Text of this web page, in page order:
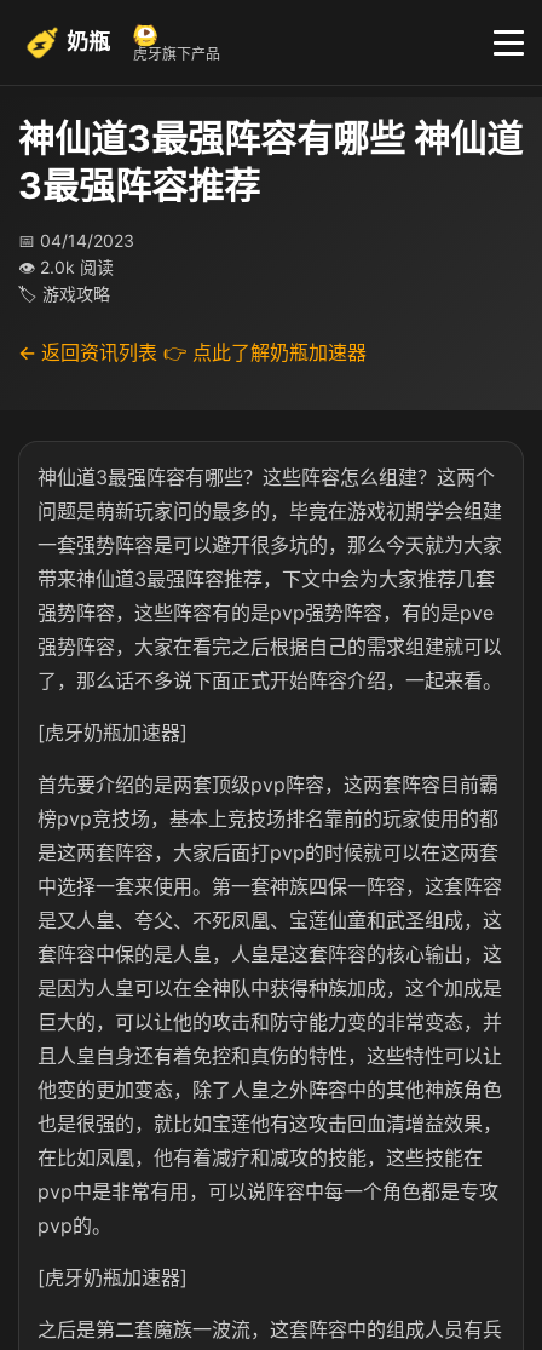
奶瓶 虎牙旗下产品
神仙道3最强阵容有哪些 神仙道
3最强阵容推荐
📅 04/14/2023
👁 2.0k 阅读
🏷 游戏攻略
← 返回资讯列表 👉 点此了解奶瓶加速器
神仙道3最强阵容有哪些？这些阵容怎么组建？这两个
问题是萌新玩家问的最多的，毕竟在游戏初期学会组建
一套强势阵容是可以避开很多坑的，那么今天就为大家
带来神仙道3最强阵容推荐，下文中会为大家推荐几套
强势阵容，这些阵容有的是pvp强势阵容，有的是pve
强势阵容，大家在看完之后根据自己的需求组建就可以
了，那么话不多说下面正式开始阵容介绍，一起来看。
[虎牙奶瓶加速器]
首先要介绍的是两套顶级pvp阵容，这两套阵容目前霸
榜pvp竞技场，基本上竞技场排名靠前的玩家使用的都
是这两套阵容，大家后面打pvp的时候就可以在这两套
中选择一套来使用。第一套神族四保一阵容，这套阵容
是又人皇、夸父、不死凤凰、宝莲仙童和武圣组成，这
套阵容中保的是人皇，人皇是这套阵容的核心输出，这
是因为人皇可以在全神队中获得种族加成，这个加成是
巨大的，可以让他的攻击和防守能力变的非常变态，并
且人皇自身还有着免控和真伤的特性，这些特性可以让
他变的更加变态，除了人皇之外阵容中的其他神族角色
也是很强的，就比如宝莲他有这攻击回血清增益效果，
在比如凤凰，他有着减疗和减攻的技能，这些技能在
pvp中是非常有用，可以说阵容中每一个角色都是专攻
pvp的。
[虎牙奶瓶加速器]
之后是第二套魔族一波流，这套阵容中的组成人员有兵